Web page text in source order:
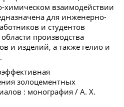
взаимодействии
для инженерно-
и студентов
производства
и изделий, а также гелио и
золоцементных
: монография / А. Х.